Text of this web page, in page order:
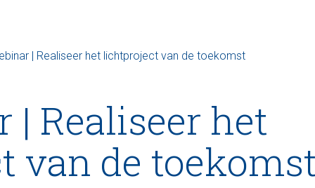
| Realiseer het lichtproject van de toekomst
| Realiseer het
van de toekomst